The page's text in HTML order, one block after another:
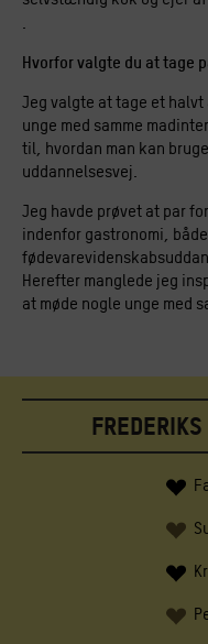
.
Hvorfor valgte du at tage
Jeg valgte at tage et halvt
unge med samme
til, hvordan man kan
uddannelsesvej.
Jeg havde prøvet at par
indenfor gastronomi,
Herefter manglede jeg
at møde nogle unge med
Frederiks